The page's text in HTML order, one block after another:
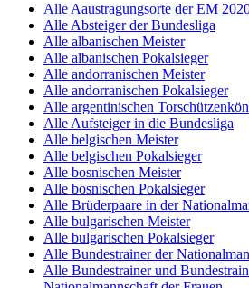
Alle Aaustragungsorte der EM
Alle Absteiger der Bundesliga
Alle albanischen Meister
Alle albanischen Pokalsieger
Alle andorranischen Meister
Alle andorranischen Pokalsieger
Alle argentinischen
Alle Aufsteiger in die Bundesliga
Alle belgischen Meister
Alle belgischen Pokalsieger
Alle bosnischen Meister
Alle bosnischen Pokalsieger
Alle Brüderpaare in der
Alle bulgarischen Meister
Alle bulgarischen Pokalsieger
Alle Bundestrainer der
Alle Bundestrainer und